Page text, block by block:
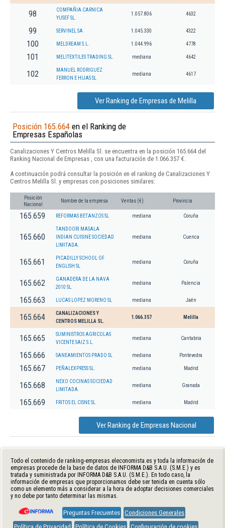
98
COMPAÑIA CARNICA
YUSEF SL.
1.057.806 4632
99 SERVINEL SA 1.045.330 4322
100 MELDREAM S.L. 1.044.996 4778
101 MELITEXTILES TRADING SL. mediana 4642
102
MANUEL RODRIGUEZ
FERRON E HIJAS SL
mediana 4617
Ver Ranking de Empresas de Melilla
Posición 165.664 en el Ranking de
Empresas Españolas
Canalizaciones Y Centros Melilla Sl. se encuentra en la posición 165.664 del
Ranking Nacional de Empresas , con una facturación de 1.066.357 €.
A continuación podrá consultar la posición en el ranking de Canalizaciones Y
Centros Melilla Sl. y empresas con posiciones similares:
Posición
Nacional
Nombre de la empresa Ventas (€) Provincia
165.659 REFORMAS BETANZOS SL mediana Coruña
165.660
TANDOORI MASALA
INDIAN CUISINE SOCIEDAD
LIMITADA.
mediana Cuenca
165.661
PICADILLY SCHOOL OF
ENGLISH SL
mediana Coruña
165.662
GANADERA DE LA NAVA
2010 SL.
mediana Palencia
165.663 LUCAS LOPEZ MORENO SL mediana Jaén
165.664
CANALIZACIONES Y
CENTROS MELILLA SL.
1.066.357 Melilla
165.665
SUMINISTROS AGRICOLAS
VICENTE SAIZ S.L.
mediana Cantabria
165.666 SANEAMIENTOS PRADO SL mediana Pontevedra
165.667 PEÑALEXPRESS SL. mediana Madrid
165.668
NEXO COCINAS SOCIEDAD
LIMITADA.
mediana Granada
165.669 FRITOS EL CISNE SL mediana Madrid
Ver Ranking de Empresas Nacional
Todo el contenido de ranking-empresas.eleconomista.es y toda la información de
empresas procede de la base de datos de INFORMA D&B S.A.U. (S.M.E.) y es
tratada y suministrada por INFORMA D&B S.A.U. (S.M.E.). En todo caso, la
información de empresas que proporcionamos debe ser tenida en cuenta sólo
como un elemento más a considerar a la hora de adoptar decisiones comerciales
y no debe por tanto determinar las mismas.
Preguntas Frecuentes Condiciones Generales